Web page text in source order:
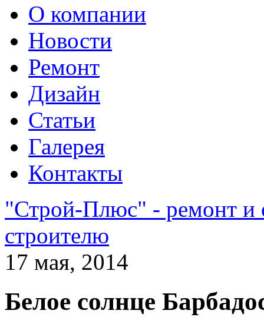
О компании
Новости
Ремонт
Дизайн
Статьи
Галерея
Контакты
"Строй-Плюс" - ремонт и
строителю
17 мая, 2014
Белое солнце